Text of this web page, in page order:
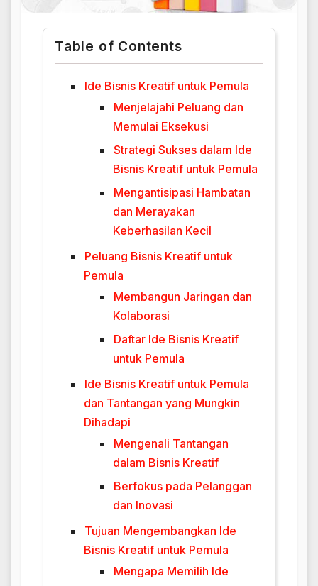
Table of Contents
Ide Bisnis Kreatif untuk Pemula
Menjelajahi Peluang dan
Memulai Eksekusi
Strategi Sukses dalam Ide
Bisnis Kreatif untuk Pemula
Mengantisipasi Hambatan
dan Merayakan
Keberhasilan Kecil
Peluang Bisnis Kreatif untuk
Pemula
Membangun Jaringan dan
Kolaborasi
Daftar Ide Bisnis Kreatif
untuk Pemula
Ide Bisnis Kreatif untuk Pemula
dan Tantangan yang Mungkin
Dihadapi
Mengenali Tantangan
dalam Bisnis Kreatif
Berfokus pada Pelanggan
dan Inovasi
Tujuan Mengembangkan Ide
Bisnis Kreatif untuk Pemula
Mengapa Memilih Ide